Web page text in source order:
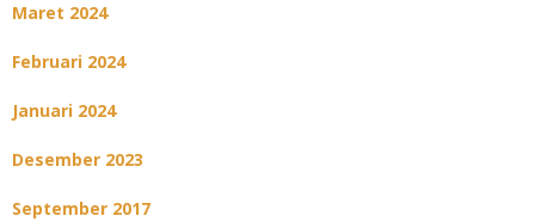
Maret 2024
Februari 2024
Januari 2024
Desember 2023
September 2017